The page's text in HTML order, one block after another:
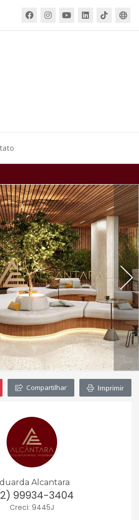
Compartilhar Imprimir
Alcantara
99934-3404
Creci: 9445J